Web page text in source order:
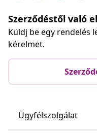
Szerződéstől való
Küldj be egy rendelés
kérelmet.
Ügyfélszolgálat